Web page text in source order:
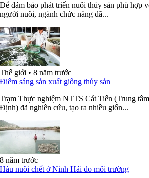
Để đảm bảo phát triển nuôi thủy sản phù hợp
người nuôi, ngành chức năng đã...
Thế giới • 8 năm trước
Điểm sáng sản xuất giống thủy sản
Trạm Thực nghiệm NTTS Cát Tiến (Trung
Định) đã nghiên cứu, tạo ra nhiều giốn...
8 năm trước
Hàu nuôi chết ở Ninh Hải do môi trường